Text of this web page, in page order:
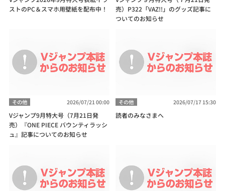
ストのPC＆スマホ用壁紙を配布中！
売）P322「VAZ!!」のグッズ記事に
ついてのお知らせ
その他 2026/07/21 00:00
Vジャンプ9月特大号（7月21日発
売）『ONE PIECE バウンティラッシ
ュ』記事についてのお知らせ
その他 2026/07/17 15:30
読者のみなさまへ